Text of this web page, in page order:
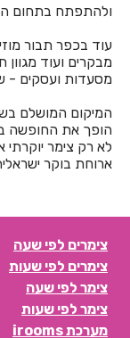
חדרים לפי
חדרים לפי
חדרים לפי
חדרים לפי
חדרים לפי
חדרים לפי
חדרים לפי
חדרים לפי
חדרים לפי
ולהתפתח בתחום
עוד בכפר תבור
מבקרים ועוד מגוון
מסעדות ועסקים -
המיקום המושלם
הופך את החופשה
לא רק צימר יוקרתי
ארוחת בוקר
צימרים לפי שעה
צימרים לפי שעות
צימר לפי שעה
צימר לפי שעות
מערכת irooms